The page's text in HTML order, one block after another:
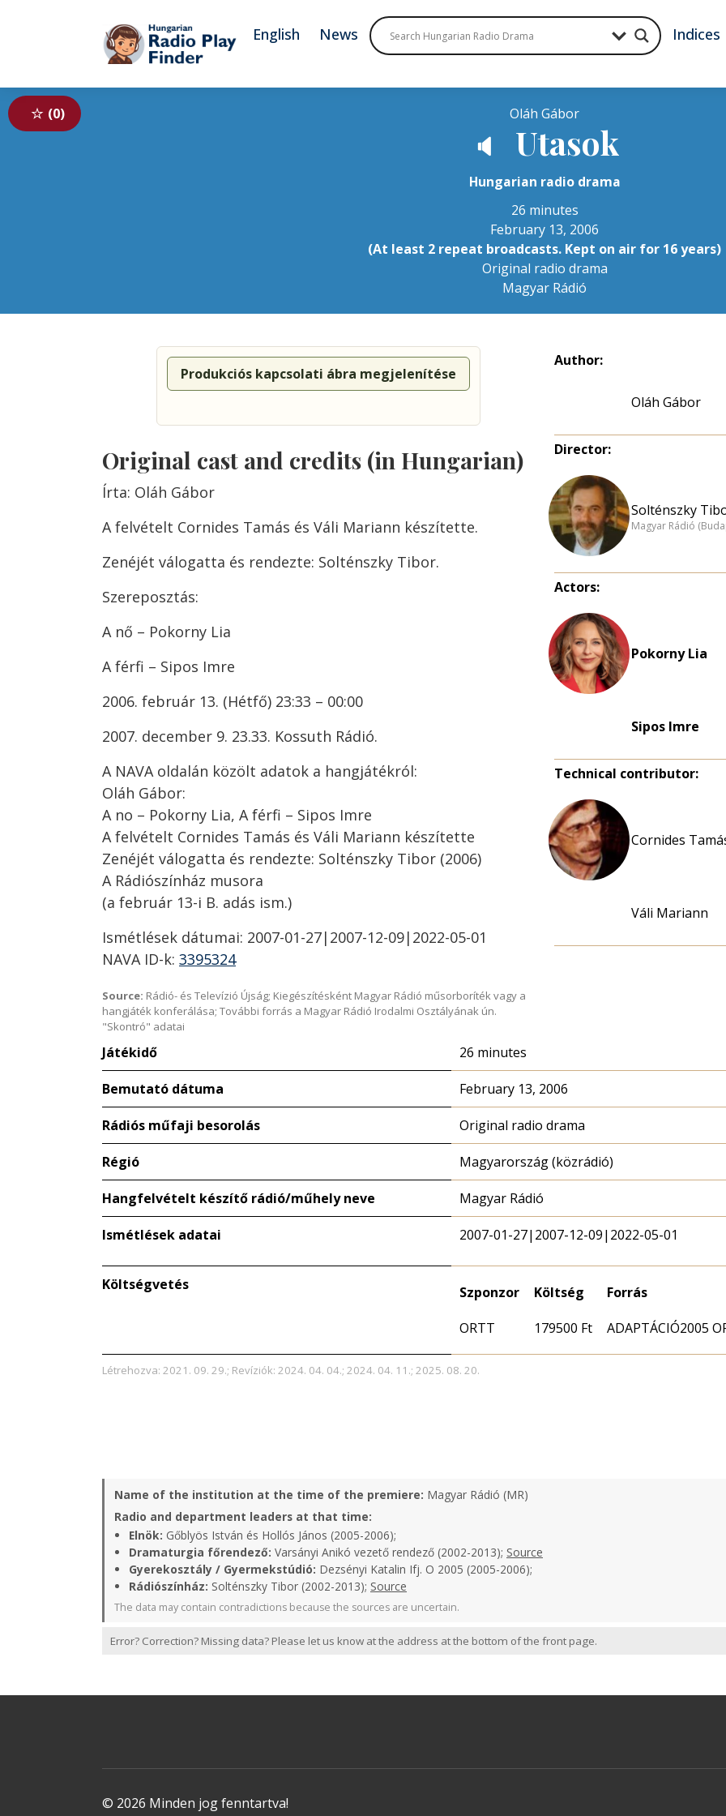
English News Indices
0 Oláh Gábor
🔈 Utasok
Hungarian radio drama
26 minutes
February 13, 2006
(At least 2 repeat broadcasts. Kept on air for 16 years)
Original radio drama
Magyar Rádió
Produkciós kapcsolati ábra megjelenítése
Original cast and credits (in Hungarian)
Írta: Oláh Gábor
A felvételt Cornides Tamás és Váli Mariann készítette.
Zenéjét válogatta és rendezte: Solténszky Tibor.
Szereposztás:
A nő – Pokorny Lia
A férfi – Sipos Imre
2006. február 13. (Hétfő) 23:33 – 00:00
2007. december 9. 23.33. Kossuth Rádió.
A NAVA oldalán közölt adatok a hangjátékról:
Oláh Gábor:
A no – Pokorny Lia, A férfi – Sipos Imre
A felvételt Cornides Tamás és Váli Mariann készítette
Zenéjét válogatta és rendezte: Solténszky Tibor (2006)
A Rádiószínház musora
(a február 13-i B. adás ism.)
Ismétlések dátumai: 2007-01-27|2007-12-09|2022-05-01
NAVA ID-k: 3395324
Source: Rádió- és Televízió Újság; Kiegészítésként Magyar Rádió műsorboríték vagy a
hangjáték konferálása; További forrás a Magyar Rádió Irodalmi Osztályának ún.
"Skontró" adatai
Author:
Oláh Gábor
Director:
Solténszky
Magyar Rádió
Actors:
Pokorny Lia
Sipos Imre
Technical contributor:
Cornides
Váli Mariann
Játékidő 26 minutes
Bemutató dátuma February 13, 2006
Rádiós műfaji besorolás Original radio drama
Régió Magyarország (közrádió)
Hangfelvételt készítő rádió/műhely neve Magyar Rádió
Ismétlések adatai 2007-01-27|2007-12-09|2022-05-01
Költségvetés Szponzor Költség
Forrás
ORTT
179500 Ft ADAPTÁCIÓ2005
Létrehozva: 2021. 09. 29.; Revíziók: 2024. 04. 04.; 2024. 04. 11.; 2025. 08. 20.
Name of the institution at the time of the premiere: Magyar Rádió (MR)
Radio and department leaders at that time:
Elnök: Gőblyös István és Hollós János (2005-2006);
Dramaturgia főrendező: Varsányi Anikó vezető rendező (2002-2013); Source
Gyerekosztály / Gyermekstúdió: Dezsényi Katalin Ifj. O 2005 (2005-2006);
Rádiószínház: Solténszky Tibor (2002-2013); Source
The data may contain contradictions because the sources are uncertain.
Error? Correction? Missing data? Please let us know at the address at the bottom of the front page.
© 2026 Minden jog fenntartva!